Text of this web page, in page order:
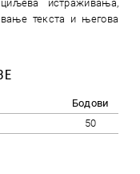
истраживања,
текста и његова
Бодови
50